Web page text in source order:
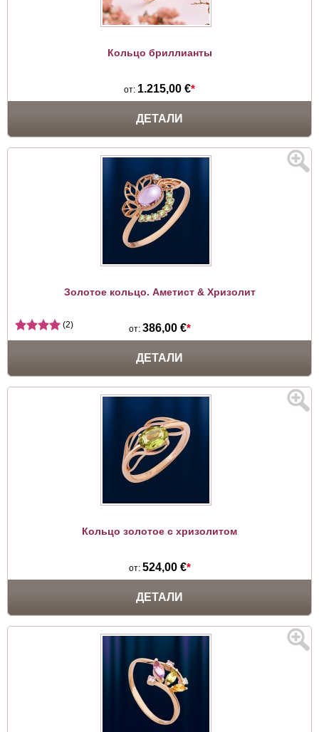
Кольцо бриллианты
от: 1.215,00 €*
ДЕТАЛИ
Золотое кольцо. Аметист & Хризолит
от: 386,00 €*
(2)
ДЕТАЛИ
Кольцо золотое c хризолитом
от: 524,00 €*
ДЕТАЛИ